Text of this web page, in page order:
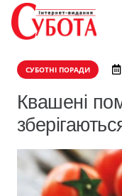
СУБОТНІ ПОРАДИ
Квашені